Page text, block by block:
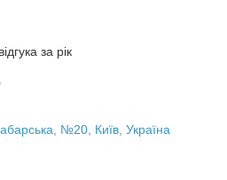
за рік
№20, Київ, Україна